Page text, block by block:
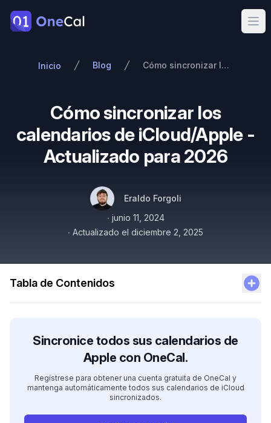
OneCal
Inicio Blog Cómo sincronizar los calendarios de iCloud/Apple - Actualizado para 2026
Cómo sincronizar los
calendarios de iCloud/Apple -
Actualizado para 2026
Autores
Nombre
Twitter
Eraldo Forgoli
Publicado el
∙ junio 11, 2024
∙ Actualizado el diciembre 2, 2025
Tabla de Contenidos
Sincronice todos sus calendarios de
Apple con OneCal.
Regístrese para obtener una cuenta gratuita de OneCal y
mantenga automáticamente todos sus calendarios de iCloud
sincronizados.